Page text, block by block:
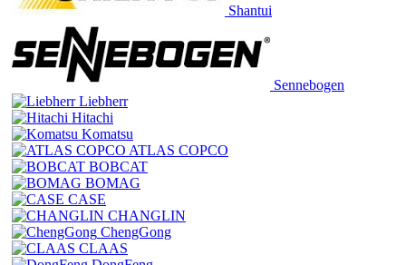
Shantui
Sennebogen
Liebherr
Hitachi
Komatsu
ATLAS COPCO
BOBCAT
BOMAG
CASE
CHANGLIN
ChengGong
CLAAS